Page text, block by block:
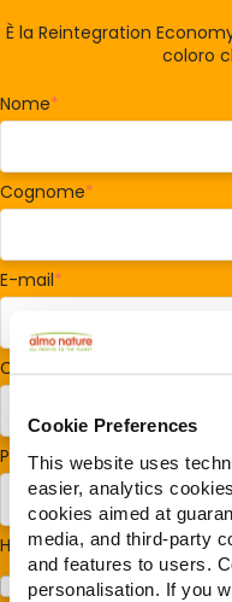
Cookie Preferences
This website uses
easier, analytics
cookies aimed at
media, and third-party
and features to users.
personalisation. If you
È la Reintegration
coloro
Nome*
Cognome*
E-mail*
Codice postale*
Paese/Regione*
Hai cani o gatti?*
Cane